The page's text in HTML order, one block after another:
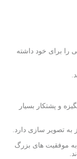
را برای خود داشته
و پشتکار بسیار
به تصویر سازی دارد.
موفقیت های بزرگ